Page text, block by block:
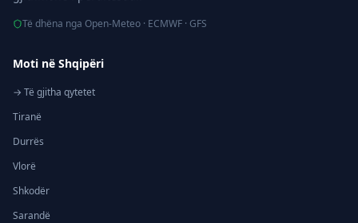
Të dhëna nga Open-Meteo · ECMWF · GFS
Moti në Shqipëri
→ Të gjitha qytetet
Tiranë
Durrës
Vlorë
Shkodër
Sarandë